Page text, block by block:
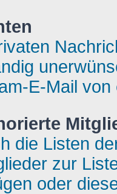
E-Mail
die Listen
zur
oder